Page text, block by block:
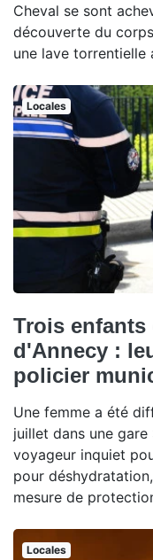
Cheval se sont
découverte du
une lave torrentielle
Locales
Trois enfants
d'Annecy :
policier
Une femme a été
juillet dans une gare
voyageur inquiet
pour
mesure de
Locales